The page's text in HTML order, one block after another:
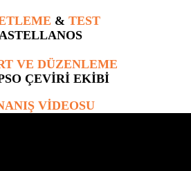
& TEST
VE DÜZENLEME
ÇEVİRİ EKİBİ
VİDEOSU